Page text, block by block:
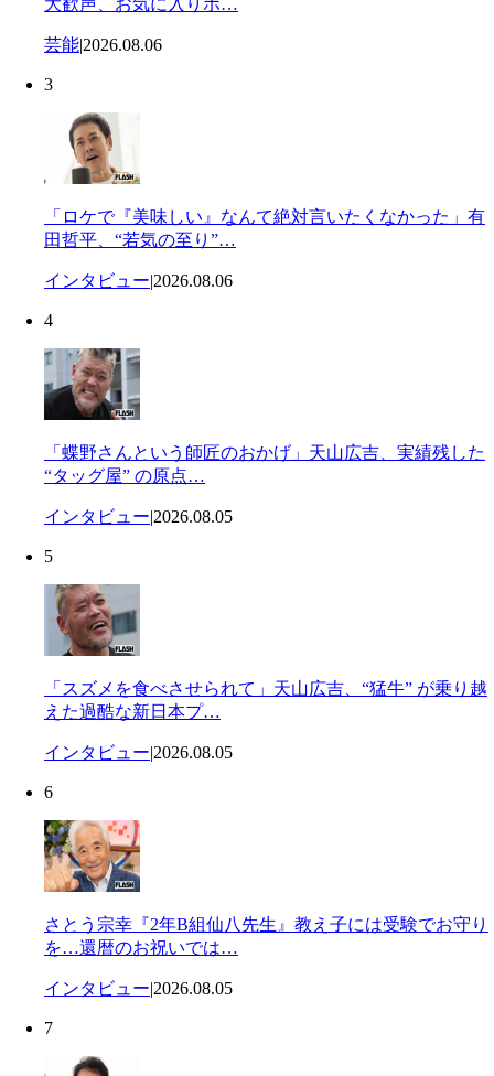
芸能|2026.08.06
3
「ロケで『美味しい』なんて絶対言いたくなかった」有
田哲平、“若気の至り”…
インタビュー|2026.08.06
4
「蝶野さんという師匠のおかげ」天山広吉、実績残した
“タッグ屋” の原点…
インタビュー|2026.08.05
5
「スズメを食べさせられて」天山広吉、“猛牛” が乗り越
えた過酷な新日本プ…
インタビュー|2026.08.05
6
さとう宗幸『2年B組仙八先生』教え子には受験でお守り
を…還暦のお祝いでは…
インタビュー|2026.08.05
7